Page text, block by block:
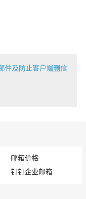
件及防止客户端删信
邮箱价格
钉钉企业邮箱